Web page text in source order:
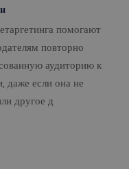
помогают
повторно
аудиторию к
даже если она не
другое д